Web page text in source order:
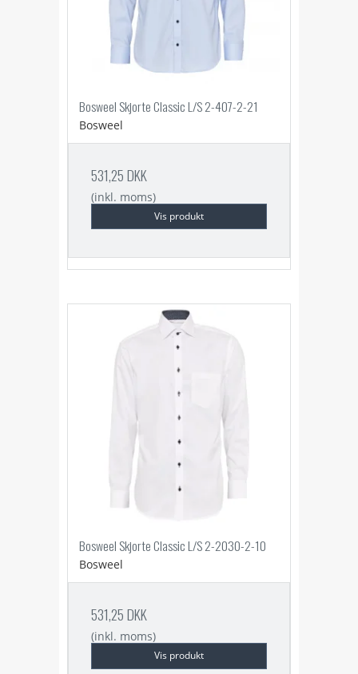
Bosweel Skjorte Classic L/S 2-407-2-21
Bosweel
531,25 DKK
(inkl. moms)
Vis produkt
Bosweel Skjorte Classic L/S 2-2030-2-10
Bosweel
531,25 DKK
(inkl. moms)
Vis produkt